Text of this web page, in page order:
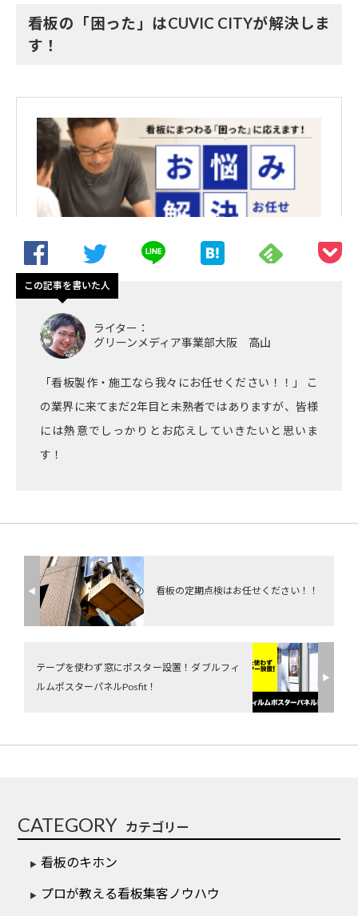
看板の「困った」はCUVIC CITYが解決しま
す！
ライター：
グリーンメディア事業部大阪 高山
「看板製作・施工なら我々にお任せください！！」 こ
の業界に来てまだ2年目と未熟者ではありますが、皆様
には熱意でしっかりとお応えしていきたいと思いま
す！
この記事を書いた人
◀︎ 看板の定期点検はお任せください！！
テープを使わず窓にポスター設置！ダブルフィ
ルムポスターパネルPosfit！
▶︎
CATEGORY カテゴリー
看板のキホン
プロが教える看板集客ノウハウ